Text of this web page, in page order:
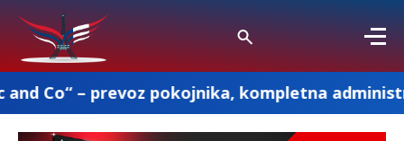
pokojnika, kompletna administracija i